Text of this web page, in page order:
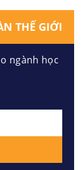
THẾ GIỚI
ngành học